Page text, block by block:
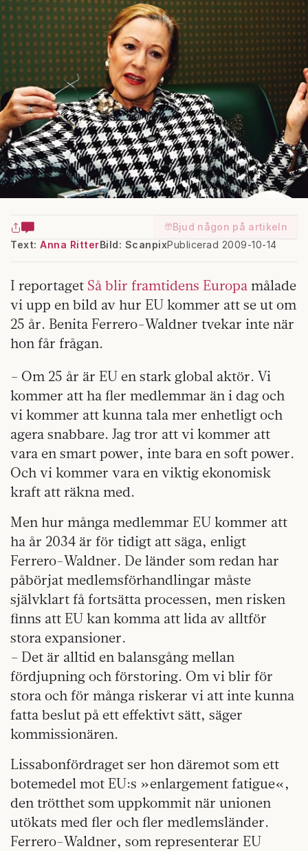
Bjud någon på artikeln
Text: Anna Ritter Publicerad 2009-10-14
Bild: Scanpix
I reportaget Så blir framtidens Europa målade
vi upp en bild av hur EU kommer att se ut om
25 år. Benita Ferrero-Waldner tvekar inte när
hon får frågan.
– Om 25 år är EU en stark global aktör. Vi
kommer att ha fler medlemmar än i dag och
vi kommer att kunna tala mer enhetligt och
agera snabbare. Jag tror att vi kommer att
vara en smart power, inte bara en soft power.
Och vi kommer vara en viktig ekonomisk
kraft att räkna med.
Men hur många medlemmar EU kommer att
ha år 2034 är för tidigt att säga, enligt
Ferrero-Waldner. De länder som redan har
påbörjat medlemsförhandlingar måste
självklart få fortsätta processen, men risken
finns att EU kan komma att lida av alltför
stora expansioner.
– Det är alltid en balansgång mellan
fördjupning och förstoring. Om vi blir för
stora och för många riskerar vi att inte kunna
fatta beslut på ett effektivt sätt, säger
kommissionären.
Lissabonfördraget ser hon däremot som ett
botemedel mot EU:s »enlargement fatigue«,
den trötthet som uppkommit när unionen
utökats med fler och fler medlemsländer.
Ferrero-Waldner, som representerar EU